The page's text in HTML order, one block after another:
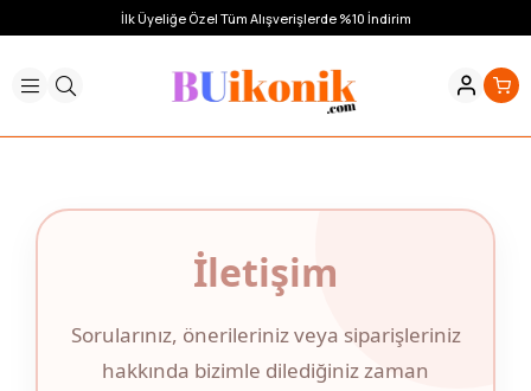
İlk Üyeliğe Özel Tüm Alışverişlerde %10 İndirim
İletişim
Sorularınız, önerileriniz veya siparişleriniz
hakkında bizimle dilediğiniz zaman